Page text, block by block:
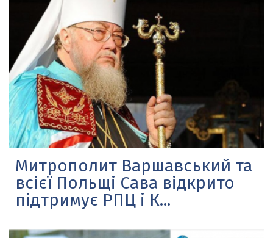
Митрополит Варшавський та
всієї Польщі Сава відкрито
підтримує РПЦ і К...